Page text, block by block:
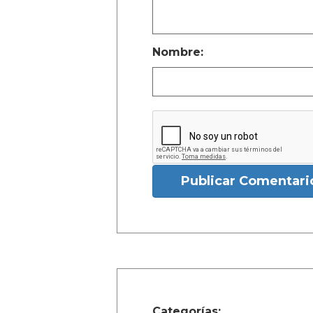
Nombre:
Publicar